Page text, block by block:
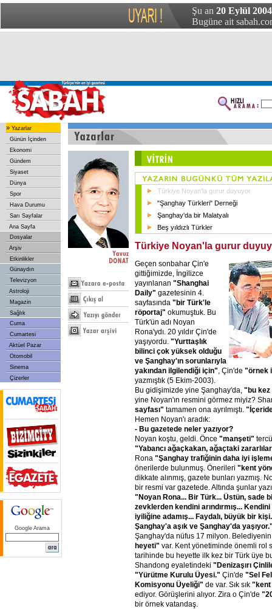
Şu an 20 Eylül
Bugüne ait
» Yazarlar
Günün İçinden
Ekonomi
Gündem
Siyaset
Dünya
Spor
Hava Durumu
Sarı Sayfalar
Ana Sayfa
Dosyalar
Arşiv
Etkinlikler
Günaydın
Televizyon
Astroloji
Magazin
Sağlık
Cuma
Cumartesi
Aktüel Pazar
Otomobil
Sinema
Çizerler
Google Arama
Türkiye Noyan'la gurur duyuyor
"Şanghay Türkleri" Derneği
Şanghay'da bir Malatyalı
Beş yıldızlı Türkler
Türkiye Noyan'la gurur
Geçen sonbahar Çin'e
gittiğimizde, İngilizce
yayınlanan "Shanghai
Daily" gazetesinin 4.
sayfasında "bir Türk'le
röportaj" okumuştuk. Bu
Türk'ün adı Noyan
Rona'ydı. 20 yıldır Çin'de
yaşıyordu. "Yurttaşlık
bilinci çok yüksek olduğu
ve Şanghay'ın sorunlarıyla
yakından ilgilendiği için" , Çin'de "örnek
yazmıştık (5 Ekim-2003).
Bu gidişimizde yine Şanghay'da, "bu kez
yine Noyan'ın resmini görmez miyiz?
sayfası" tamamen ona ayrılmıştı.
Hemen Noyan'ı aradık:
- Bu gazetede neler yazıyor?
Noyan koştu, geldi. Önce "manşeti"
"Yabancı ağaçkakan, ağaçtaki
Rona "Şanghay trafiğinin daha iyi
önerilerde bulunmuş. Önerileri "kent
dikkate alınmış, gazete bunları yazmış.
bir resmi var gazetede. Altında şunlar
"Noyan Rona... Bir Türk... Üstün, sade
zevklerden kendini arındırmış... Kendini
iyiliğine adamış... Faydalı, büyük bir
Şanghay'a aşık ve Şanghay'da
Şanghay'da nüfus 17 milyon.
heyeti" var. Kent yönetiminde önemli rol
tarihinde bu heyette ilk kez bir Türk üye
Shandong eyaletindeki "Denizaşırı
"Yürütme Kurulu Üyesi." Çin'de "Sel
Komisyonu Üyeliği" de var. Sık sık "kent
ediyor. Görüşlerini alıyor. Zira o Çin'de
bir örnek vatandaş.